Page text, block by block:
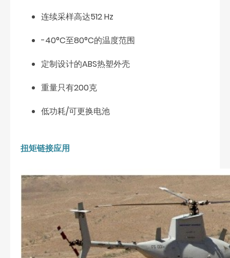
连续采样高达512 Hz
-40°C至80°C的温度范围
定制设计的ABS热塑外壳
重量只有200克
低功耗/可更换电池
扭矩链接应用